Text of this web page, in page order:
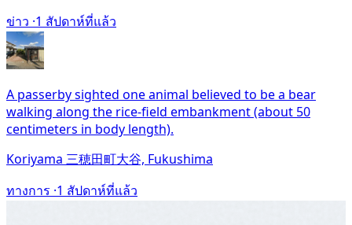
ข่าว ·1 สัปดาห์ที่แล้ว
A passerby sighted one animal believed to be a bear
walking along the rice-field embankment (about 50
centimeters in body length).
Koriyama 三穂田町大谷, Fukushima
ทางการ ·1 สัปดาห์ที่แล้ว